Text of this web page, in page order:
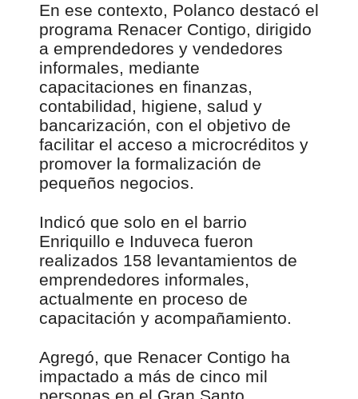
En ese contexto, Polanco destacó el
programa Renacer Contigo, dirigido
a emprendedores y vendedores
informales, mediante
capacitaciones en finanzas,
contabilidad, higiene, salud y
bancarización, con el objetivo de
facilitar el acceso a microcréditos y
promover la formalización de
pequeños negocios.
Indicó que solo en el barrio
Enriquillo e Induveca fueron
realizados 158 levantamientos de
emprendedores informales,
actualmente en proceso de
capacitación y acompañamiento.
Agregó, que Renacer Contigo ha
impactado a más de cinco mil